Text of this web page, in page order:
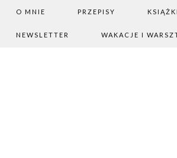
O MNIE PRZEPISY KSIĄŻKI
NEWSLETTER WAKACJE I